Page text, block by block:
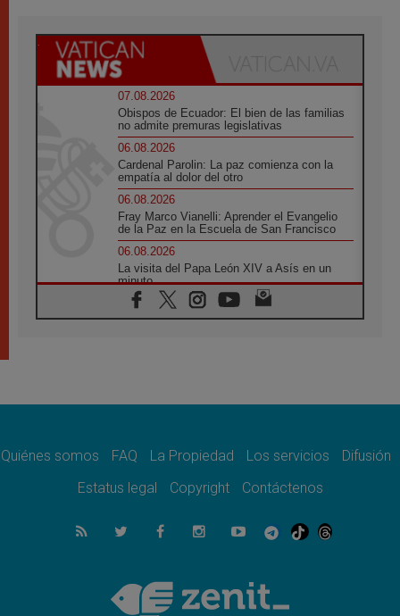
07.08.2026
Obispos de Ecuador: El bien de las familias
no admite premuras legislativas
06.08.2026
Cardenal Parolin: La paz comienza con la
empatía al dolor del otro
06.08.2026
Fray Marco Vianelli: Aprender el Evangelio
de la Paz en la Escuela de San Francisco
06.08.2026
La visita del Papa León XIV a Asís en un
minuto
06.08.2026
El agradecimiento de los jóvenes al Papa:
Comienzan "Diez Días Oración por la Paz"
Pizzaballa en Asís: los cristianos quieren
06.08.2026
Sturla: La visita de León XIV será una buena
León XIV: La revolución del Evangelio
derriba los muros que separan
Quiénes somos FAQ La Propiedad Los servicios
Difusión
Estatus legal
Copyright Contáctenos